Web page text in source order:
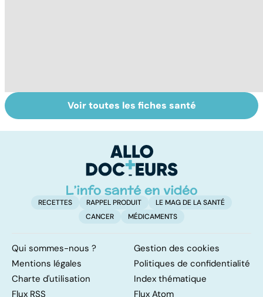
Tout savoir sur le
cerveau
Staphylocoque
doré : une
surveillance
Voir toutes les fiches santé
RECETTES RAPPEL PRODUIT
LE MAG DE LA SANTÉ
CANCER
MÉDICAMENTS
Qui sommes-nous ?
Gestion des cookies
Mentions légales
Politiques de confidentialité
Charte d'utilisation
Index thématique
Flux RSS
Flux Atom